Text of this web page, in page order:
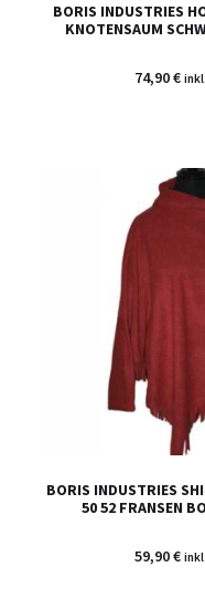
BORIS INDUSTRIES
KNOTENSAUM
74,90€
BORIS INDUSTRIES
50 52 FRANSEN
59,90€